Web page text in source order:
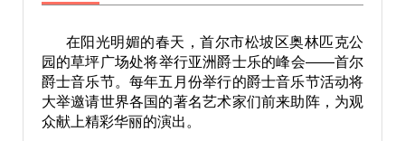
在阳光明媚的春天，首尔市松坡区奥林匹克公
园的草坪广场处将举行亚洲爵士乐的峰会——首尔
爵士音乐节。每年五月份举行的爵士音乐节活动将
大举邀请世界各国的著名艺术家们前来助阵，为观
众献上精彩华丽的演出。